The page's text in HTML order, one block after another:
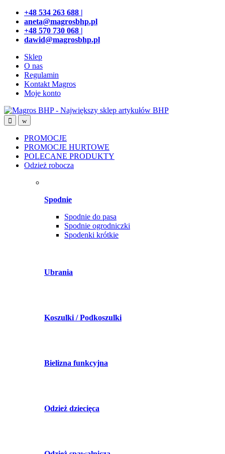
Przejdź
nawigacji
Przeskocz
treści
+48 534 263 688 |
aneta@magrosbhp.pl
+48 570 730 068 |
dawid@magrosbhp.pl
Sklep
O nas
Regulamin
Kontakt Magros
Moje konto
PROMOCJE
PROMOCJE HURTOWE
POLECANE PRODUKTY
Odzież robocza
Spodnie
Spodnie do pasa
Spodnie ogrodniczki
Spodenki krótkie
Ubrania
Koszulki / Podkoszulki
Bielizna funkcyjna
Odzież dziecięca